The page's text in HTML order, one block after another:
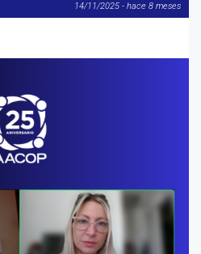
14/11/2025 - hace 8 meses